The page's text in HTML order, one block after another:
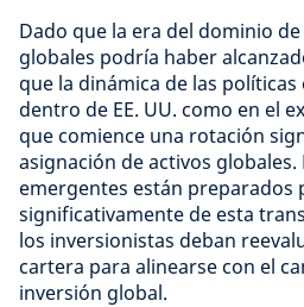
Dado que la era del dominio de
globales podría haber
que la dinámica de las
dentro de EE. UU. como en el
que comience una rotación
asignación de activos globales.
emergentes están preparados
significativamente de esta
los inversionistas deban
cartera para alinearse con el
inversión global.